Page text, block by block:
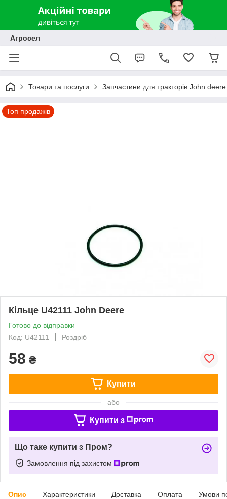
Агросел
Товари та послуги Запчастини для тракторів John deere
Топ продажів
Кільце U42111 John Deere
Готово до відправки
Код: U42111
Роздріб
58 ₴
Купити
або
Купити з
Що таке купити з Пром?
Замовлення під захистом
Опис Характеристики Доставка Оплата Умови